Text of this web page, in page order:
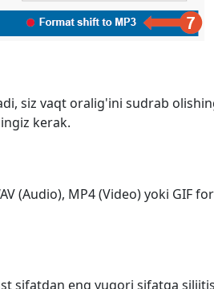
siz vaqt oralig'ini sudrab
kerak.
(Audio), MP4 (Video) yoki GIF
sifatdan eng yuqori sifatga